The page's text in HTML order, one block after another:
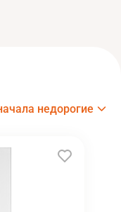
недорогие